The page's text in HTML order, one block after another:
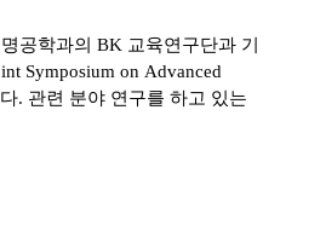
공학과의 BK 교육연구단과 기
Symposium on Advanced
. 관련 분야 연구를 하고 있는